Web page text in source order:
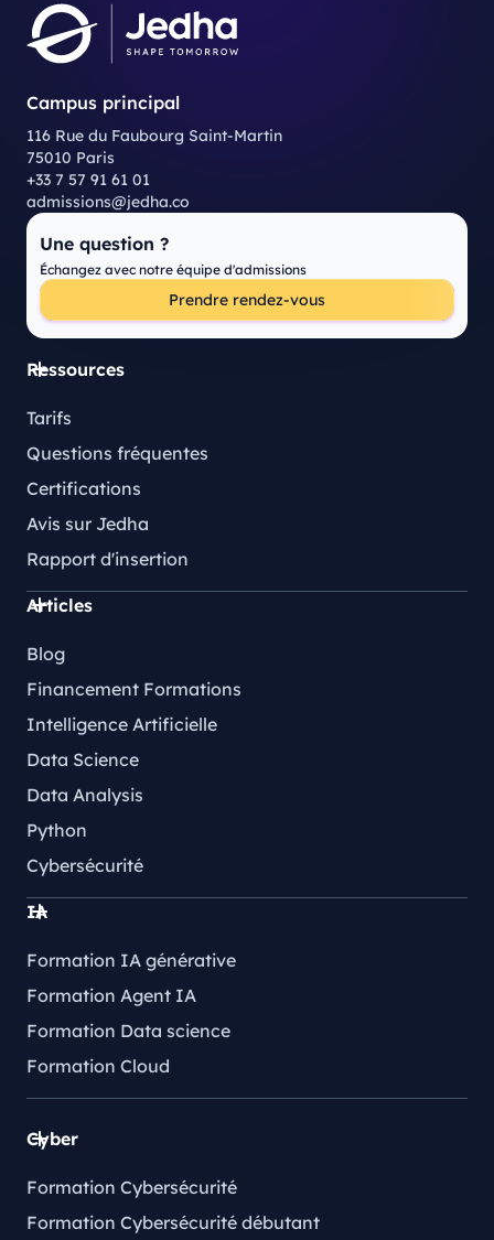
Campus principal
116 Rue du Faubourg Saint-Martin
75010 Paris
+33 7 57 91 61 01
admissions@jedha.co
Une question ?
Échangez avec notre équipe d'admissions
Prendre rendez-vous
Ressources
Tarifs
Questions fréquentes
Certifications
Avis sur Jedha
Rapport d'insertion
Articles
Blog
Financement Formations
Intelligence Artificielle
Data Science
Data Analysis
Python
Cybersécurité
IA
Formation IA générative
Formation Agent IA
Formation Data science
Formation Cloud
Cyber
Formation Cybersécurité
Formation Cybersécurité débutant